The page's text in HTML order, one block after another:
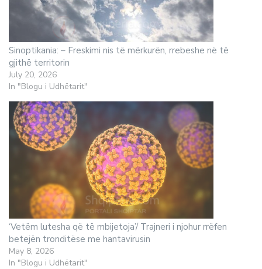
Sinoptikania: – Freskimi nis të mërkurën, rrebeshe në të
gjithë territorin
July 20, 2026
In "Blogu i Udhëtarit"
‘Vetëm lutesha që të mbijetoja’/ Trajneri i njohur rrëfen
betejën tronditëse me hantavirusin
May 8, 2026
In "Blogu i Udhëtarit"